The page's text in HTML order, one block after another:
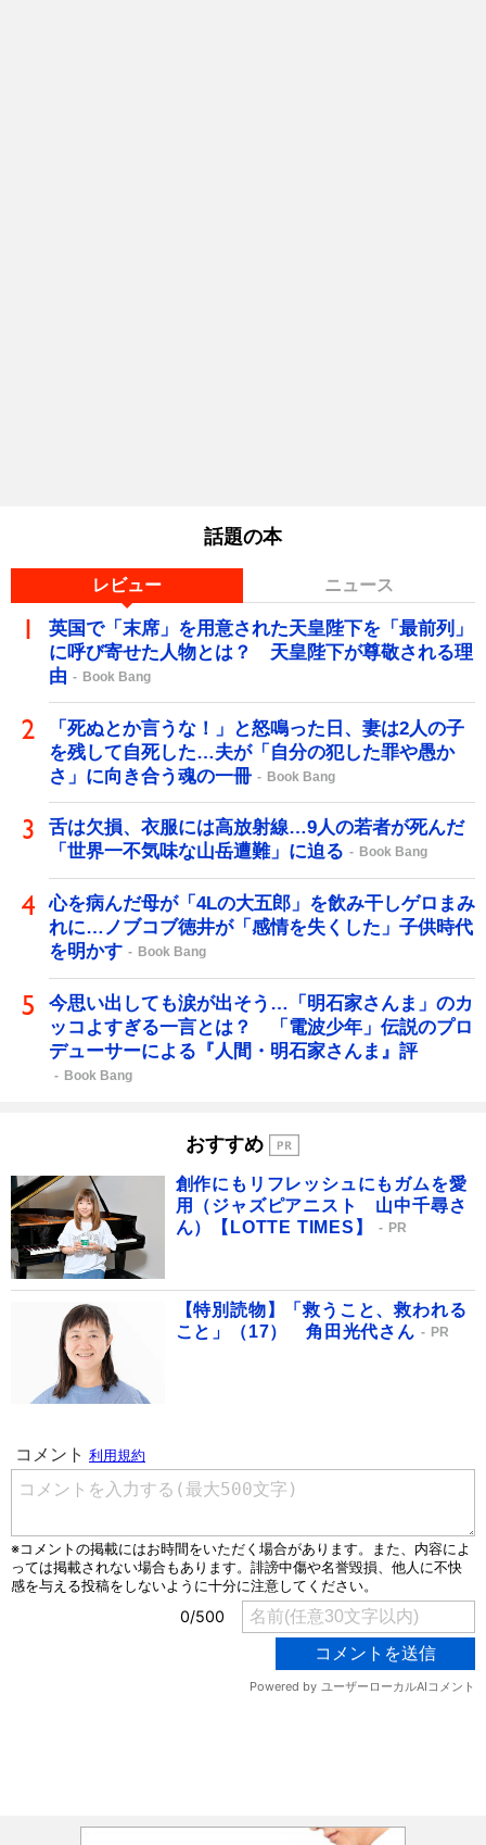
話題の本
レビュー ニュース
英国で「末席」を用意された天皇陛下を「最前列」
に呼び寄せた人物とは？ 天皇陛下が尊敬される理
由
Book Bang
「死ぬとか言うな！」と怒鳴った日、妻は2人の子
を残して自死した…夫が「自分の犯した罪や愚か
さ」に向き合う魂の一冊
Book Bang
舌は欠損、衣服には高放射線…9人の若者が死んだ
「世界一不気味な山岳遭難」に迫る
Book Bang
心を病んだ母が「4Lの大五郎」を飲み干しゲロまみ
れに…ノブコブ徳井が「感情を失くした」子供時代
を明かす
Book Bang
今思い出しても涙が出そう…「明石家さんま」のカ
ッコよすぎる一言とは？ 「電波少年」伝説のプロ
デューサーによる『人間・明石家さんま』評
Book Bang
おすすめ
創作にもリフレッシュにもガムを愛
用（ジャズピアニスト 山中千尋さ
ん）【LOTTE TIMES】
PR
【特別読物】「救うこと、救われる
こと」（17） 角田光代さん
PR